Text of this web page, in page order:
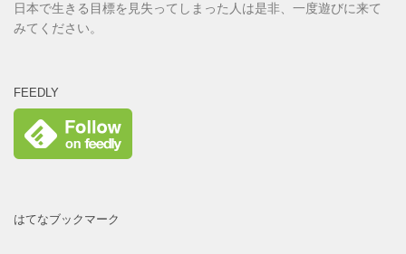
日本で生きる目標を見失ってしまった人は是非、一度遊びに来て
みてください。
FEEDLY
はてなブックマーク